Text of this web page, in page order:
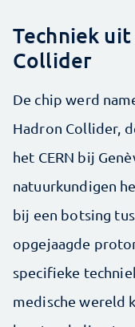
Techniek
Collider
De chip werd
Hadron Collider,
het CERN bij
natuurkundigen
bij een botsing
opgejaagde
specifieke
medische wereld